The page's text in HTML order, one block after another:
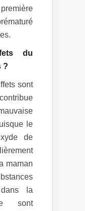
du
?
sont
le
de
maman
dans la
sont